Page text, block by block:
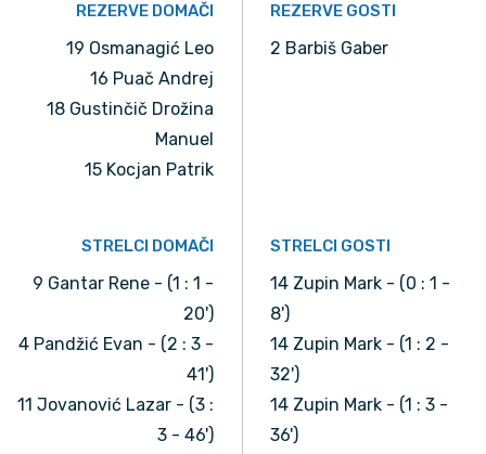
REZERVE DOMAČI
19 Osmanagić Leo
16 Puač Andrej
18 Gustinčič Drožina
Manuel
15 Kocjan Patrik
REZERVE GOSTI
2 Barbiš Gaber
STRELCI DOMAČI
9 Gantar Rene - (1 : 1 -
20')
4 Pandžić Evan - (2 : 3 -
41')
11 Jovanović Lazar - (3 :
3 - 46')
STRELCI GOSTI
14 Zupin Mark - (0 : 1 -
8')
14 Zupin Mark - (1 : 2 -
32')
14 Zupin Mark - (1 : 3 -
36')